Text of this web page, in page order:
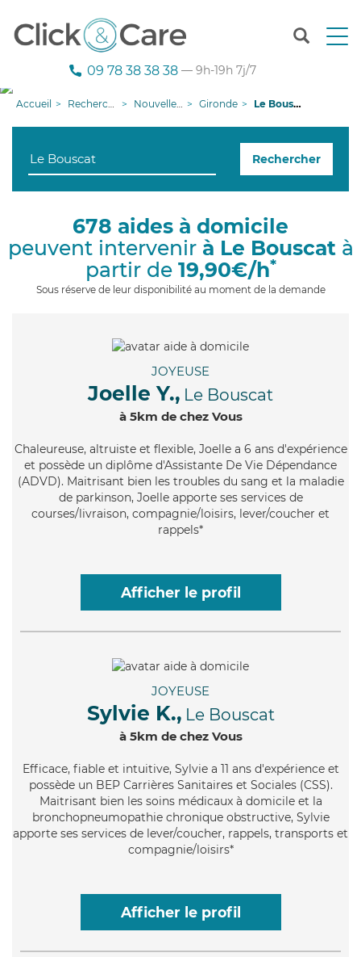
T
n
g
09 78 38 38 38 — 9h-19h 7j/7
Accueil Recherche aide à domicile Nouvelle-Aquitaine Gironde Le Bouscat
Rechercher
678 aides à domicile
peuvent intervenir à Le Bouscatà
partir de 19,90€/h*
Sous réserve de leur disponibilité au moment de la demande
JOYEUSE
Joelle Y., Le Bouscat
à 5km de chez Vous
Chaleureuse, altruiste et flexible, Joelle a 6 ans d'expérience
et possède un diplôme d'Assistante De Vie Dépendance
(ADVD). Maitrisant bien les troubles du sang et la maladie
de parkinson, Joelle apporte ses services de
courses/livraison, compagnie/loisirs, lever/coucher et
rappels*
Afficher le profil
JOYEUSE
Sylvie K., Le Bouscat
à 5km de chez Vous
Efficace, fiable et intuitive, Sylvie a 11 ans d'expérience et
possède un BEP Carrières Sanitaires et Sociales (CSS).
Maitrisant bien les soins médicaux à domicile et la
bronchopneumopathie chronique obstructive, Sylvie
apporte ses services de lever/coucher, rappels, transports et
compagnie/loisirs*
Afficher le profil